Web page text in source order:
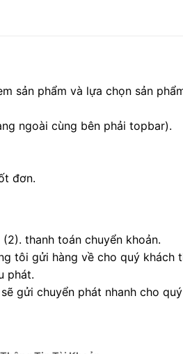
sản phẩm và lựa chọn sản
ngoài cùng bên phải topbar).
đơn.
thanh toán chuyển khoản.
tôi gửi hàng về cho quý khách
phát.
gửi chuyển phát nhanh cho